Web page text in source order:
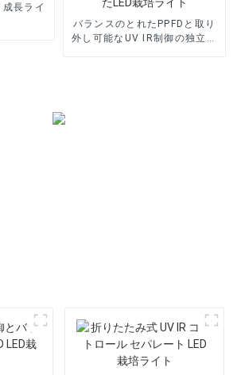
長ライ
バランスのとれたPPFDと取り
外し可能なUV IR制御の独立し